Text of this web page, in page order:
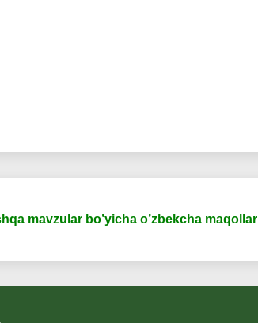
mavzular bo’yicha o’zbekcha maqollar